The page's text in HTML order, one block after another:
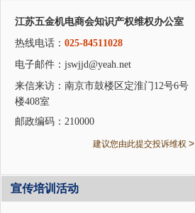
江苏五金机电商会知识产权维权办公室
热线电话： 025-84511028
电子邮件：jswjjd@yeah.net
来信来访：南京市鼓楼区定淮门12号6号
楼408室
邮政编码：210000
建议您由此提交投诉维权 >
宣传培训活动